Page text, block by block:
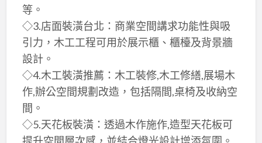
等。
◇3.店面裝潢台北：商業空間講求功能性與吸
引力，木工工程可用於展示櫃、櫃檯及背景牆
設計。
◇4.木工裝潢推薦：木工裝修,木工修繕,展場木
作,辦公空間規劃改造，包括隔間,桌椅及收納空
間。
◇5.天花板裝潢：透過木作施作,造型天花板可